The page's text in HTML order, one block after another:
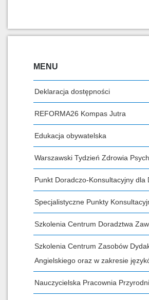
MENU
Deklaracja dostępności
REFORMA26 Kompas Jutra
Edukacja obywatelska
Warszawski Tydzień Zdrowia
Punkt Doradczo-Konsultacyjny dla
Specjalistyczne Punkty
Szkolenia Centrum Doradztwa
Szkolenia Centrum Zasobów
Angielskiego oraz w zakresie
Nauczycielska Pracownia